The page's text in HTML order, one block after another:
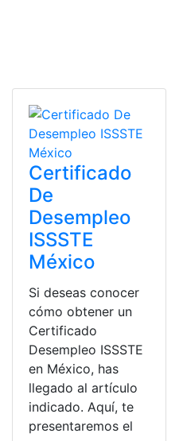
Certificado
De
Desempleo
ISSSTE
México
Si deseas conocer
cómo obtener un
Certificado
Desempleo ISSSTE
en México, has
llegado al artículo
indicado. Aquí, te
presentaremos el